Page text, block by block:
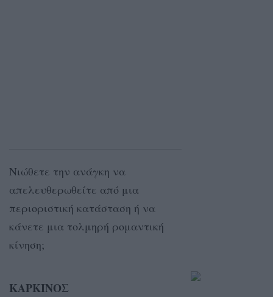
Νιώθετε την ανάγκη να
απελευθερωθείτε από μια
περιοριστική κατάσταση ή να
κάνετε μια τολμηρή ρομαντική
κίνηση;
ΚΑΡΚΙΝΟΣ